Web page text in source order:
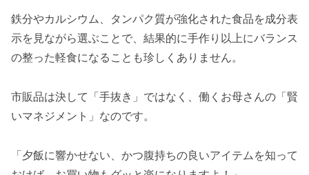
鉄分やカルシウム、タンパク質が強化された食品を成分表
示を見ながら選ぶことで、結果的に手作り以上にバランス
の整った軽食になることも珍しくありません。
市販品は決して「手抜き」ではなく、働くお母さんの「賢
いマネジメント」なのです。
「夕飯に響かせない、かつ腹持ちの良いアイテムを知って